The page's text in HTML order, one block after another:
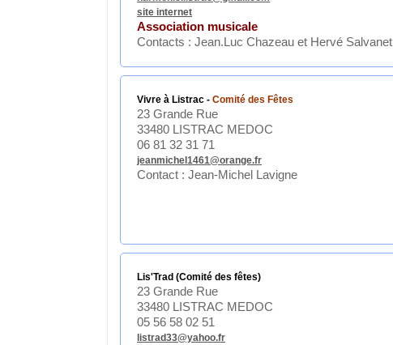
site internet
Association musicale
Contacts : Jean.Luc Chazeau et Hervé Salvanet
Vivre à Listrac - Comité des Fêtes
23 Grande Rue
33480 LISTRAC MEDOC
06 81 32 31 71
jeanmichel1461@orange.fr
Contact : Jean-Michel Lavigne
Lis'Trad (Comité des fêtes)
23 Grande Rue
33480 LISTRAC MEDOC
05 56 58 02 51
listrad33@yahoo.fr